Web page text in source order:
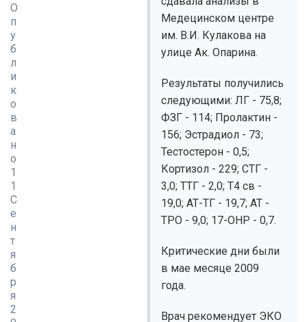
О
п
у
б
л
и
к
о
в
а
н
о
1
1
С
е
н
т
я
б
р
я
2
Медецинском центре
им. В.И. Кулакова на
улице Ак. Опарина.
Результаты получились
следующими: ЛГ - 75,8;
ФЗГ - 114; Пролактин -
156; Эстрадиол - 73;
Тестостерон - 0,5;
Кортизол - 229; СТГ -
3,0; ТТГ - 2,0; Т4 св -
19,0; АТ-ТГ - 19,7; АТ -
ТРО - 9,0; 17-ОНР - 0,7.
Критические дни были
в мае месяце 2009
года.
Врач рекомендует ЭКО